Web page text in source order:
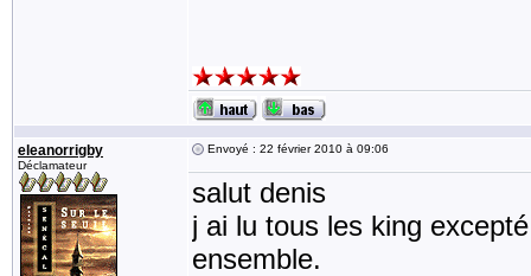
eleanorrigby
Déclamateur
Envoyé : 22 février 2010 à 09:06
salut denis
j ai lu tous les king
ensemble.